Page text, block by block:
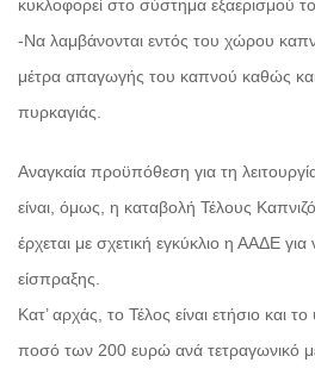
κυκλοφορεί στο σύστημα εξαερισμού
-Να λαμβάνονται εντός του χώρου
μέτρα απαγωγής του καπνού καθώς
πυρκαγιάς.
Αναγκαία προϋπόθεση για τη
είναι, όμως, η καταβολή Τέλους
έρχεται με σχετική εγκύκλιο η ΑΑΔΕ για
είσπραξης.
Κατ’ αρχάς, το Τέλος είναι ετήσιο και
ποσό των 200 ευρώ ανά τετραγωνικό